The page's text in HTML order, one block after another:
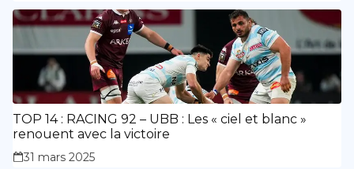
TOP 14 : RACING 92 – UBB : Les « ciel et blanc »
renouent avec la victoire
31 mars 2025